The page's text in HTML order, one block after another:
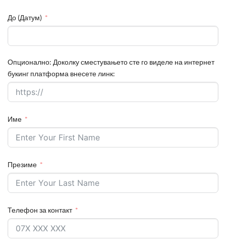
До (Датум)
Опционално: Доколку сместувањето сте го виделе на интернет
букинг платформа внесете линк:
Име
Презиме
Телефон за контакт